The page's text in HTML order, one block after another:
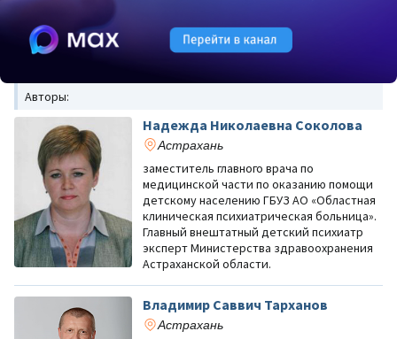
Авторы:
Надежда Николаевна Соколова
Астрахань
заместитель главного врача по
медицинской части по оказанию помощи
детскому населению ГБУЗ АО «Областная
клиническая психиатрическая больница».
Главный внештатный детский психиатр
эксперт Министерства здравоохранения
Астраханской области.
Владимир Саввич Тарханов
Астрахань